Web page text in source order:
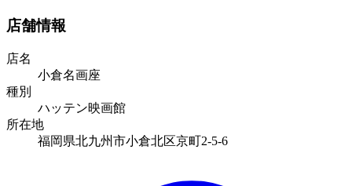
店舗情報
店名
小倉名画座
種別
ハッテン映画館
所在地
福岡県北九州市小倉北区京町2-5-6